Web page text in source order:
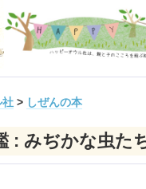
社 > しぜんの本
: みぢかな虫た